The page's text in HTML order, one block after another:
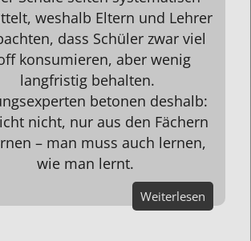
weshalb Eltern und Lehrer
dass Schüler zwar viel
konsumieren, aber wenig
langfristig behalten.
betonen deshalb:
nicht, nur aus den Fächern
– man muss auch lernen,
wie man lernt.
Weiterlesen